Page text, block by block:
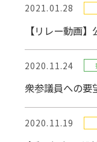
2021.01.28
【リレー動画
2020.11.24
衆参議員への要
2020.11.19